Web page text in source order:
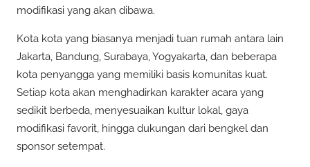
modifikasi yang akan dibawa.
Kota kota yang biasanya menjadi tuan rumah antara lain
Jakarta, Bandung, Surabaya, Yogyakarta, dan beberapa
kota penyangga yang memiliki basis komunitas kuat.
Setiap kota akan menghadirkan karakter acara yang
sedikit berbeda, menyesuaikan kultur lokal, gaya
modifikasi favorit, hingga dukungan dari bengkel dan
sponsor setempat.